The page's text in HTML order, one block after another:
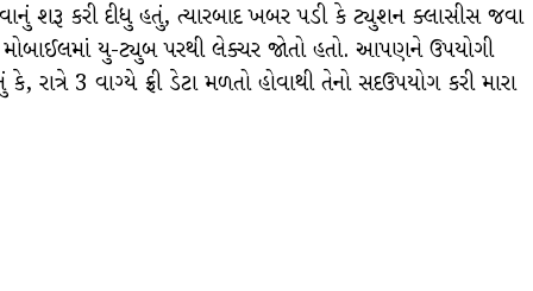
શરૂ કરી દીધુ હતું, ત્યારબાદ ખબર પડી કે ટ્યુશન ક્લાસીસ જવા
યુ-ટ્યુબ પરથી લેક્ચર જોતો હતો. આપણને ઉપયોગી
3 વાગ્યે ફ્રી ડેટા મળતો હોવાથી તેનો સદઉપયોગ કરી મારા